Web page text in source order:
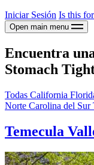
Iniciar Sesión Is this
Open main menu
Encuentra
Stomach
Todas California
Norte Carolina del Sur
Temecula